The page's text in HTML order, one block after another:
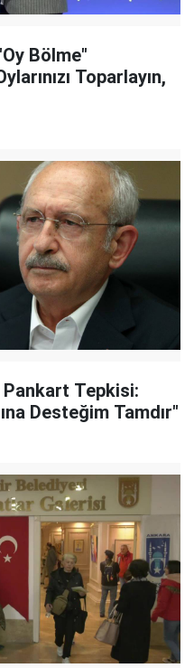
Bölme"
Toparlayın,
Pankart Tepkisi:
Desteğim Tamdır"